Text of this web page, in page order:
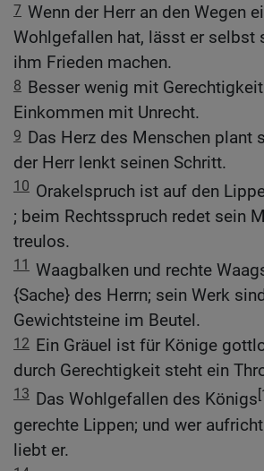
7 Wenn der Herr an den Wegen
Wohlgefallen hat, lässt er selbst
ihm Frieden machen.
8 Besser wenig mit
Einkommen mit Unrecht.
9 Das Herz des Menschen plant
der Herr lenkt seinen Schritt.
10 Orakelspruch ist auf den
; beim Rechtsspruch redet sein
treulos.
11 Waagbalken und rechte
{Sache} des Herrn; sein Werk
Gewichtsteine im Beutel.
12 Ein Gräuel ist für Könige
durch Gerechtigkeit steht ein
13 Das Wohlgefallen des Königs
gerechte Lippen; und wer
liebt er.